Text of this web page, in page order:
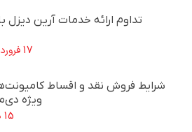
تداوم ارائه خدمات آرین دیزل
17 فروردین 1405
شرایط فروش نقد و اقساط
ویژه دی‌ماه
15 دی 1404